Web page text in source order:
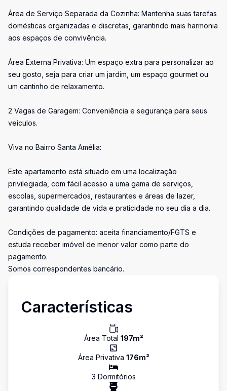
Área de Serviço Separada da Cozinha: Mantenha suas tarefas
domésticas organizadas e discretas, garantindo mais harmonia
aos espaços de convivência.
Área Externa Privativa: Um espaço extra para personalizar ao
seu gosto, seja para criar um jardim, um espaço gourmet ou
um cantinho de relaxamento.
2 Vagas de Garagem: Conveniência e segurança para seus
veículos.
Viva no Bairro Santa Amélia:
Este apartamento está situado em uma localização
privilegiada, com fácil acesso a uma gama de serviços,
escolas, supermercados, restaurantes e áreas de lazer,
garantindo qualidade de vida e praticidade no seu dia a dia.
Condições de pagamento: aceita financiamento/FGTS e
estuda receber imóvel de menor valor como parte do
pagamento.
Somos correspondentes bancário.
Características
Área Total 197m²
Área Privativa 176m²
3 Dormitórios